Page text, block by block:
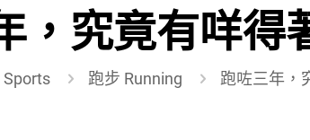
，究竟有咩得
Sports 跑步 Running 跑咗三年，